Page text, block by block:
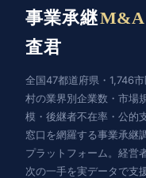
事業承継M&A
査君
全国47都道府県・1,746
村の業界別企業数・市場
模・後継者不在率・公的
窓口を網羅する事業承継
プラットフォーム。経営
次の一手を実データで支